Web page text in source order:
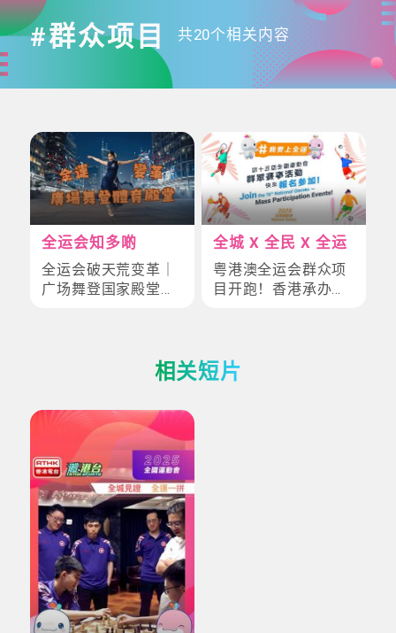
#群众项目 共20个相关内容
全运会知多啲
全运会破天荒变革｜
广场舞登国家殿堂！
全城 X 全民 X 全运
粤港澳全运会群众项
目开跑！香港承办保
相关短片